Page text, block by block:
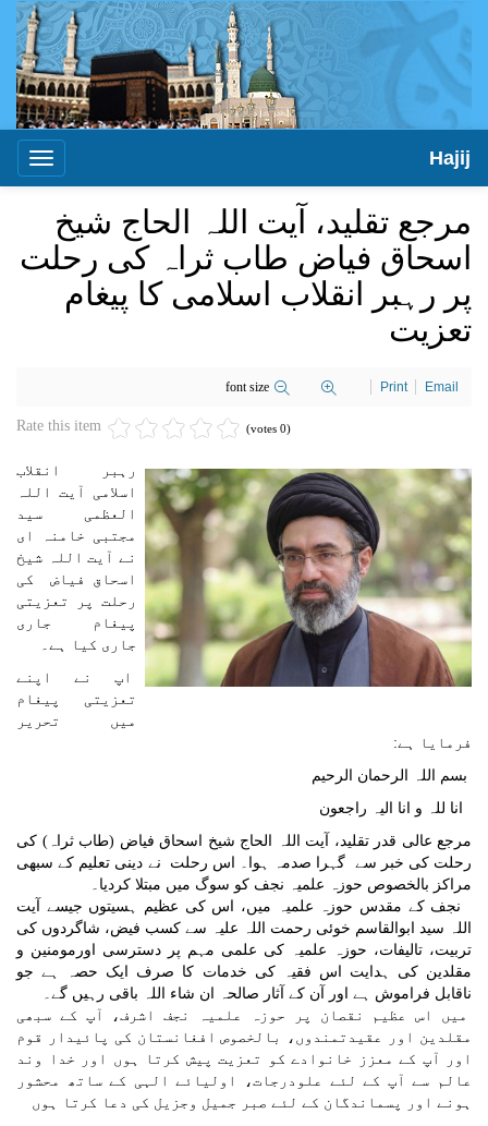
Toggle
Hajij
مرجع تقلید، آیت اللہ الحاج شیخ
اسحاق فیاض طاب ثراہ کی رحلت
پر رہبر انقلاب اسلامی کا پیغام
تعزیت
font size Print Email
Rate this item (0 votes)
رہبر انقلاب
اسلامی آیت اللہ
العظمی سید
مجتبی خامنہ ای
نے آیت اللہ شیخ
اسحاق فیاض کی
رحلت پر تعزیتی
پیغام جاری
جاری کیا ہے۔
اپ نے اپنے
تعزیتی پیغام
میں تحریر
فرمایا ہے:
بسم اللہ الرحمان الرحیم
انا للہ و انا الیہ راجعون
مرجع عالی قدر تقلید، آیت اللہ الحاج شیخ اسحاق فیاض (طاب ثراہ) کی
رحلت کی خبر سے گہرا صدمہ ہوا۔ اس رحلت نے دینی تعلیم کے سبھی
مراکز بالخصوص حوزہ علمیہ نجف کو سوگ میں مبتلا کردیا۔
نجف کے مقدس حوزہ علمیہ میں، اس کی عظیم ہسیتوں جیسے آیت
اللہ سید ابوالقاسم خوئی رحمت اللہ علیہ سے کسب فیض، شاگردوں کی
تربیت، تالیفات، حوزہ علمیہ کی علمی مہم پر دسترسی اورمومنین و
مقلدین کی ہدایت اس فقیہ کی خدمات کا صرف ایک حصہ ہے جو
ناقابل فراموش ہے اور آن کے آثار صالحہ ان شاء اللہ باقی رہیں گے۔
میں اس عظیم نقصان پر حوزہ علمیہ نجف اشرف، آپ کے سبھی
مقلدین اور عقیدتمندوں، بالخصوص افغانستان کی پائیدار قوم
اور آپ کے معزز خانوادے کو تعزیت پیش کرتا ہوں اور خدا وند
عالم سے آپ کے لئے علودرجات، اولیائے الہی کے ساتھ محشور
ہونے اور پسماندگان کے لئے صبر جمیل وجزیل کی دعا کرتا ہوں